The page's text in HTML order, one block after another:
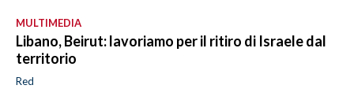
MULTIMEDIA
Libano, Beirut: lavoriamo per il ritiro di Israele dal
territorio
Red